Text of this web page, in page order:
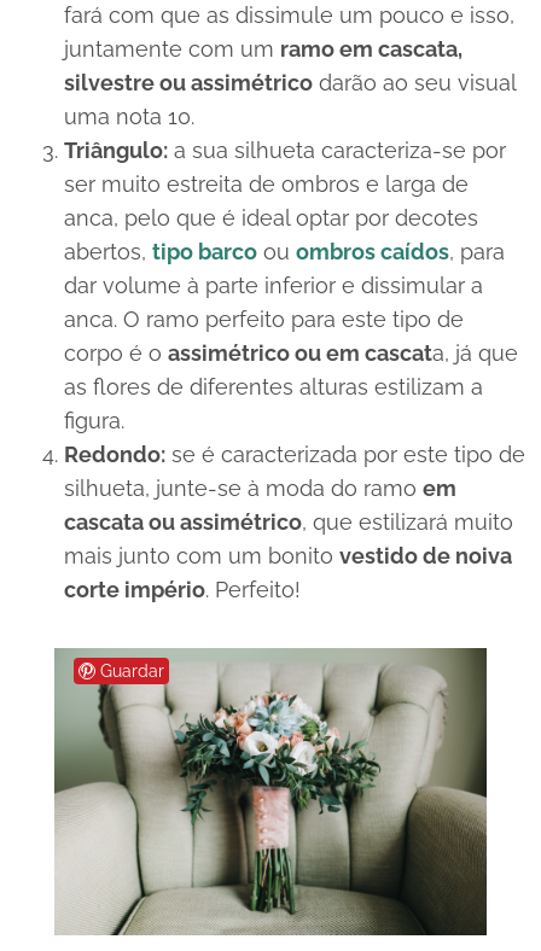
fará com que as dissimule um pouco e isso,
juntamente com um ramo em cascata,
silvestre ou assimétrico darão ao seu visual
uma nota 10.
Triângulo: a sua silhueta caracteriza-se por
ser muito estreita de ombros e larga de
anca, pelo que é ideal optar por decotes
abertos, tipo barco ou ombros caídos, para
dar volume à parte inferior e dissimular a
anca. O ramo perfeito para este tipo de
corpo é o assimétrico ou em cascata, já que
as flores de diferentes alturas estilizam a
figura.
Redondo: se é caracterizada por este tipo de
silhueta, junte-se à moda do ramo em
cascata ou assimétrico, que estilizará muito
mais junto com um bonito vestido de noiva
corte império. Perfeito!
Guardar